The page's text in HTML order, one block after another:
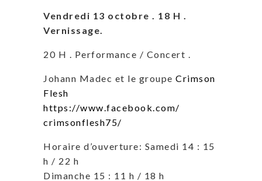
Vendredi 13 octobre . 18 H .
Vernissage.
20 H . Performance / Concert .
Johann Madec et le groupe Crimson
Flesh
https://www.facebook.com/
crimsonflesh75/
Horaire d’ouverture: Samedi 14 : 15
h / 22 h
Dimanche 15 : 11 h / 18 h